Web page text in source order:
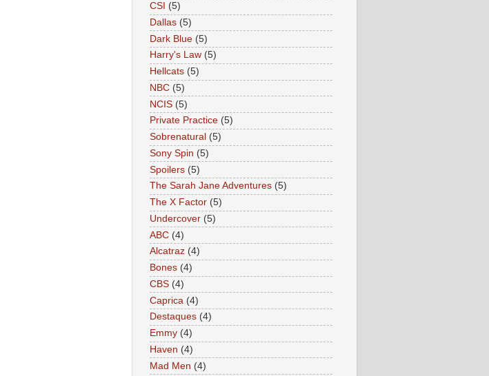
CSI (5)
Dallas (5)
Dark Blue (5)
Harry's Law (5)
Hellcats (5)
NBC (5)
NCIS (5)
Private Practice (5)
Sobrenatural (5)
Sony Spin (5)
Spoilers (5)
The Sarah Jane Adventures (5)
The X Factor (5)
Undercover (5)
ABC (4)
Alcatraz (4)
Bones (4)
CBS (4)
Caprica (4)
Destaques (4)
Emmy (4)
Haven (4)
Mad Men (4)